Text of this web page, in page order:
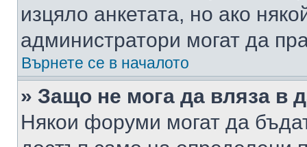
изцяло анкетата, но ако
администратори могат да
Върнете се в началото
» Защо не мога да вляза в
Някои форуми могат да